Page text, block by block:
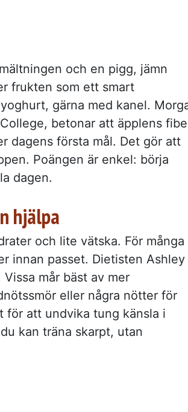
och en pigg, jämn
frukten som ett smart
gärna med kanel.
betonar att äpplens
dagens första mål. Det gör att
Poängen är enkel: börja
dagen.
hjälpa
och lite vätska. För många
innan passet. Dietisten Ashley
mår bäst av mer
eller några nötter för
för att undvika tung känsla i
kan träna skarpt, utan